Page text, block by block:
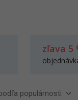
zľava 5